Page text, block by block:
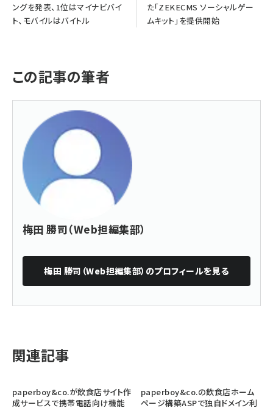
ングを発表、1位はマイナビバイ
ト、モバイルはバイトル
た「ZEKECMS ソーシャルゲー
ムキット」を提供開始
この記事の筆者
梅田 勝司（Web担編集部）
梅田 勝司（Web担編集部） のプロフィールを見る
関連記事
paperboy&co.が飲食店サイト作
成サービスで携帯電話向け機能
paperboy&co.の飲食店ホーム
ページ構築ASPで独自ドメイン利